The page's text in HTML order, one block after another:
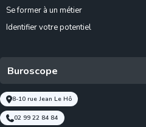
Se former à un métier
Identifier votre potentiel
Buroscope
8-10 rue Jean Le Hô
02 99 22 84 84